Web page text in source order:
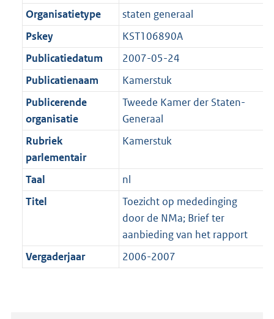
Organisatietype
staten generaal
Pskey
KST106890A
Publicatiedatum
2007-05-24
Publicatienaam
Kamerstuk
Publicerende
organisatie
Tweede Kamer der Staten-
Generaal
Rubriek
parlementair
Kamerstuk
Taal
nl
Titel
Toezicht op mededinging
door de NMa; Brief ter
aanbieding van het rapport
Vergaderjaar
2006-2007